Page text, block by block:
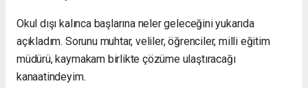
Okul dışı kalınca başlarına neler geleceğini yukarıda
açıkladım. Sorunu muhtar, veliler, öğrenciler, milli eğitim
müdürü, kaymakam birlikte çözüme ulaştıracağı
kanaatindeyim.